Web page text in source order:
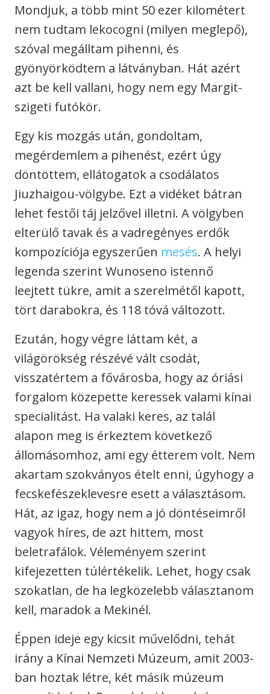
Mondjuk, a több mint 50 ezer kilométert
nem tudtam lekocogni (milyen meglepő),
szóval megálltam pihenni, és
gyönyörködtem a látványban. Hát azért
azt be kell vallani, hogy nem egy Margit-
szigeti futókör.
Egy kis mozgás után, gondoltam,
megérdemlem a pihenést, ezért úgy
döntöttem, ellátogatok a csodálatos
Jiuzhaigou-völgybe. Ezt a vidéket bátran
lehet festői táj jelzővel illetni. A völgyben
elterülő tavak és a vadregényes erdők
kompozíciója egyszerűen mesés. A helyi
legenda szerint Wunoseno istennő
leejtett tükre, amit a szerelmétől kapott,
tört darabokra, és 118 tóvá változott.
Ezután, hogy végre láttam két, a
világörökség részévé vált csodát,
visszatértem a fővárosba, hogy az óriási
forgalom közepette keressek valami kínai
specialitást. Ha valaki keres, az talál
alapon meg is érkeztem következő
állomásomhoz, ami egy étterem volt. Nem
akartam szokványos ételt enni, úgyhogy a
fecskefészeklevesre esett a választásom.
Hát, az igaz, hogy nem a jó döntéseimről
vagyok híres, de azt hittem, most
beletrafálok. Véleményem szerint
kifejezetten túlértékelik. Lehet, hogy csak
szokatlan, de ha legközelebb választanom
kell, maradok a Mekinél.
Éppen ideje egy kicsit művelődni, tehát
irány a Kínai Nemzeti Múzeum, amit 2003-
ban hoztak létre, két másik múzeum